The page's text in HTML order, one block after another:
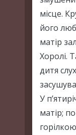
місце.
його
матір
Хоролі.
дитя
У
матір;